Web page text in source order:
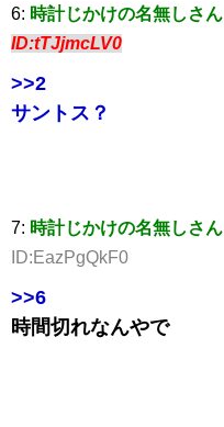
6: 時計じかけの名無しさん
ID:tTJjmcLV0
>>2
サントス？
7: 時計じかけの名無しさん
ID:EazPgQkF0
>>6
時間切れなんやで